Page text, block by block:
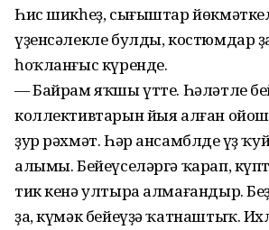
Һис шикһеҙ, сығыштар
үҙенсәлекле булды, костюмдар
һоҡланғыс күренде.
— Байрам яҡшы үтте. Һәләтле
коллективтарын йыя алған
ҙур рәхмәт. Һәр ансамблдең үҙ
алымы. Бейеүселәргә ҡарап,
тик кенә ултыра алмағандыр.
ҙа, күмәк бейеүҙә ҡатнаштыҡ.